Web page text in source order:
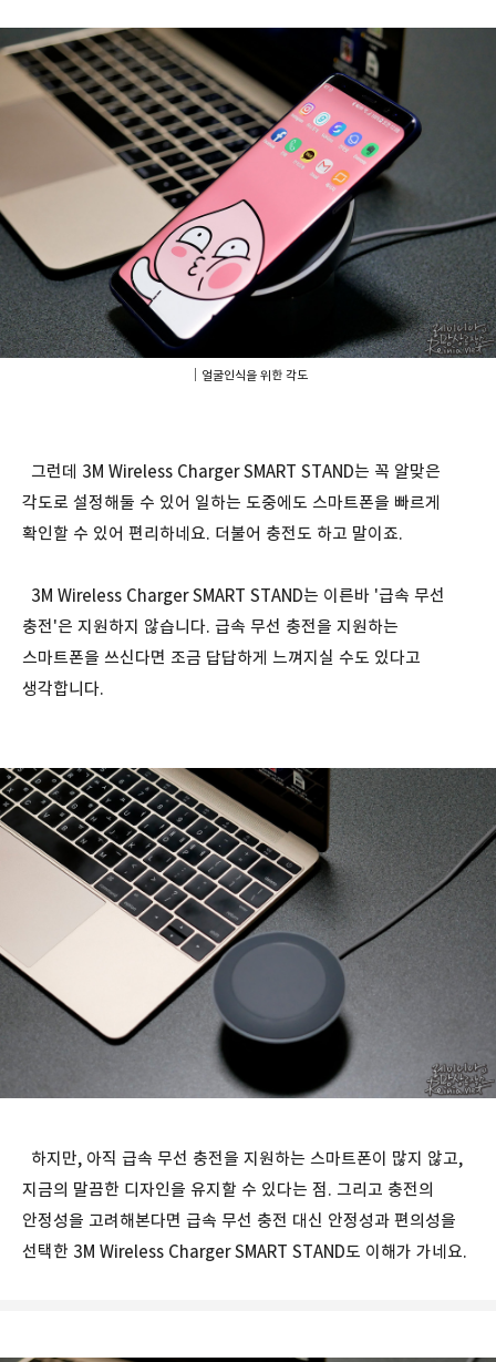
｜얼굴인식을 위한 각도
그런데 3M Wireless Charger SMART STAND는 꼭 알맞은
각도로 설정해둘 수 있어 일하는 도중에도 스마트폰을 빠르게
확인할 수 있어 편리하네요. 더불어 충전도 하고 말이죠.
3M Wireless Charger SMART STAND는 이른바 '급속 무선
충전'은 지원하지 않습니다. 급속 무선 충전을 지원하는
스마트폰을 쓰신다면 조금 답답하게 느껴지실 수도 있다고
생각합니다.
하지만, 아직 급속 무선 충전을 지원하는 스마트폰이 많지 않고,
지금의 말끔한 디자인을 유지할 수 있다는 점. 그리고 충전의
안정성을 고려해본다면 급속 무선 충전 대신 안정성과 편의성을
선택한 3M Wireless Charger SMART STAND도 이해가 가네요.